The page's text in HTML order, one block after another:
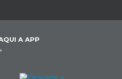
A APP